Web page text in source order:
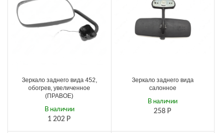
Зеркало заднего вида 452,
обогрев, увеличенное
(ПРАВОЕ)
1 202 Р
В наличии
Зеркало заднего вида
салонное
258 Р
В наличии